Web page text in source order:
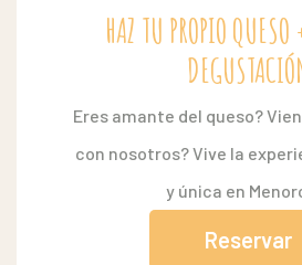
HAZ TU PROPIO
Eres amante del queso?
con nosotros? Vive la
y única en
Reservar